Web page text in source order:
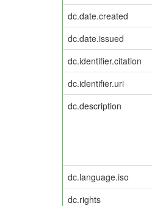
dc.date.created
dc.date.issued
dc.identifier.citation
dc.identifier.uri
dc.description
dc.language.iso
dc.rights